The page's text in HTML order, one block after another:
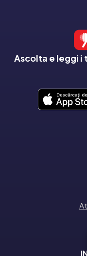
Ascolta e leggi i